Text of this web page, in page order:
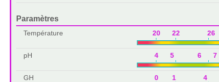
Paramètres
Température 20 22 26
pH 4 5 6 7
GH 0 1 4